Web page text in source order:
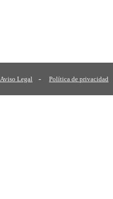
Aviso Legal - Política de privacidad